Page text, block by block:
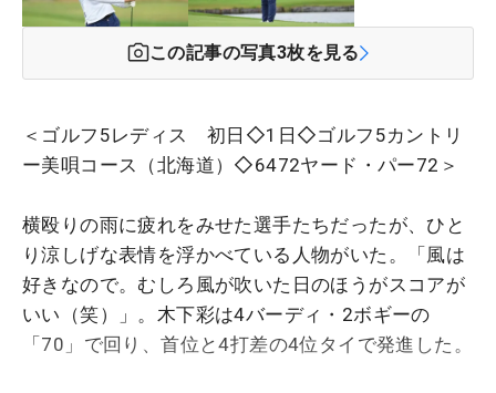
この記事の写真3枚を見る
＜ゴルフ5レディス 初日◇1日◇ゴルフ5カントリ
ー美唄コース（北海道）◇6472ヤード・パー72＞
横殴りの雨に疲れをみせた選手たちだったが、ひと
り涼しげな表情を浮かべている人物がいた。「風は
好きなので。むしろ風が吹いた日のほうがスコアが
いい（笑）」。木下彩は4バーディ・2ボギーの
「70」で回り、首位と4打差の4位タイで発進した。